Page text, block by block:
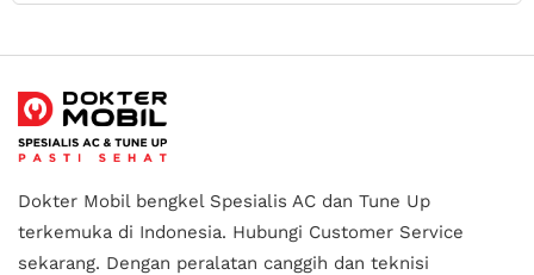
Dokter Mobil bengkel Spesialis AC dan Tune Up
terkemuka di Indonesia. Hubungi Customer Service
sekarang. Dengan peralatan canggih dan teknisi